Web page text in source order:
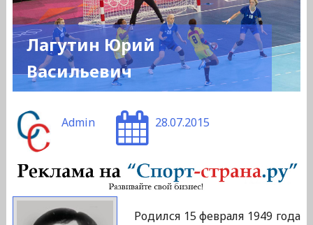
Лагутин Юрий
Васильевич
Admin 28.07.2015
Родился 15 февраля 1949 года